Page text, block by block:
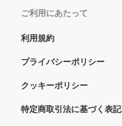
ご利用にあたって
利用規約
プライバシーポリシー
クッキーポリシー
特定商取引法に基づく表記